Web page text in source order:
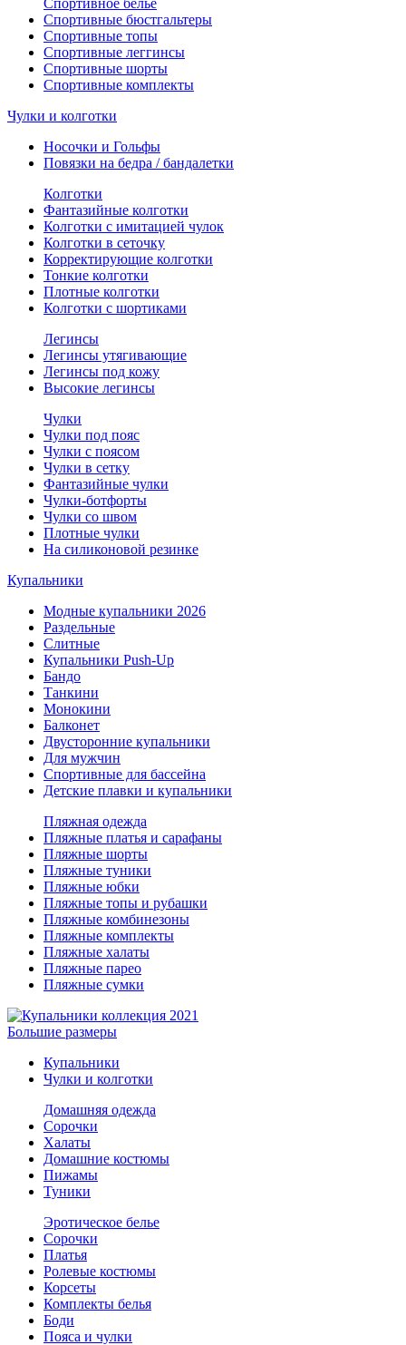
Спортивное белье
Спортивные бюстгальтеры
Спортивные топы
Спортивные леггинсы
Спортивные шорты
Спортивные комплекты
Чулки и колготки
Носочки и Гольфы
Повязки на бедра / бандалетки
Колготки
Фантазийные колготки
Колготки с имитацией чулок
Колготки в сеточку
Корректирующие колготки
Тонкие колготки
Плотные колготки
Колготки с шортиками
Легинсы
Легинсы утягивающие
Легинсы под кожу
Высокие легинсы
Чулки
Чулки под пояс
Чулки с поясом
Чулки в сетку
Фантазийные чулки
Чулки-ботфорты
Чулки со швом
Плотные чулки
На силиконовой резинке
Купальники
Модные купальники 2026
Раздельные
Слитные
Купальники Push-Up
Бандо
Танкини
Монокини
Балконет
Двусторонние купальники
Для мужчин
Спортивные для бассейна
Детские плавки и купальники
Пляжная одежда
Пляжные платья и сарафаны
Пляжные шорты
Пляжные туники
Пляжные юбки
Пляжные топы и рубашки
Пляжные комбинезоны
Пляжные комплекты
Пляжные халаты
Пляжные парео
Пляжные сумки
Большие размеры
Купальники
Чулки и колготки
Домашняя одежда
Сорочки
Халаты
Домашние костюмы
Пижамы
Туники
Эротическое белье
Сорочки
Платья
Ролевые костюмы
Корсеты
Комплекты белья
Боди
Пояса и чулки